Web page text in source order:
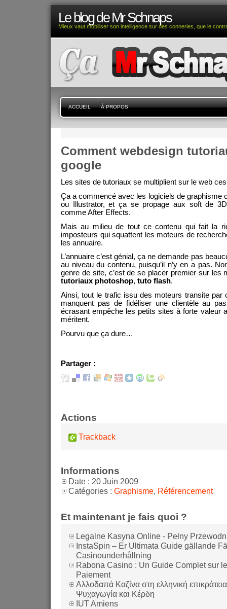
Le blog de Mr Schnaps
Mieux vaut mobiliser son intelligence sur des conneries, que le
ACCUEIL À PROPOS
Comment webdesign
google
Les sites de tutoriaux se multiplient sur le web
Ça a commencé avec les logiciels de graphisme
ou Illustrator, et ça se propage aux soft de
comme After Effects.
Mais au milieu de tout ce contenu qui fait la
imposteurs qui squattent les moteurs de
les annuaire.
L’annuaire c’est génial, ça ne demande pas
au niveau du contenu, puisqu’il n’y en a pas.
genre de site, c’est de se placer premier sur les
tutoriaux photoshop, tuto flash.
Ainsi, tout le trafic issu des moteurs transite par
manquent pas de fidéliser une clientèle au
écrasant empêche les petits sites à forte valeur
méritent.
Pourvu que ça dure…
Partager :
Actions
Trackback
Informations
Date : 20 Juin 2009
Catégories : Graphisme, Référencement
Et maintenant je fais quoi ?
Legalne Kasyna Online - Pełny
InstaSpin – Er Ultimata Guide gällande
Casinounderhållning
Rabona Casino : Un Guide Complet sur
Paiement
Αλλοδαπά Καζίνα στη ελληνική
Ψυχαγωγία και Κέρδη
IUT Amiens